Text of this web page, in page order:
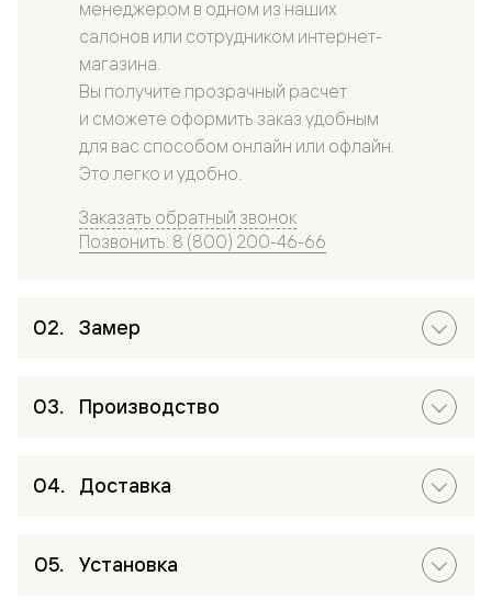
менеджером в одном из наших
салонов или сотрудником интернет-
магазина.
Вы получите прозрачный расчет
и сможете оформить заказ удобным
для вас способом онлайн или офлайн.
Это легко и удобно.
Заказать обратный звонок
Позвонить: 8 (800) 200-46-66
Замер
Производство
Доставка
Установка